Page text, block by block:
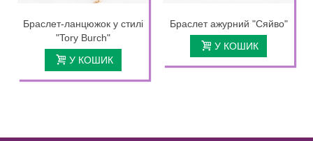
Браслет-ланцюжок у стилі
"Tory Burch"
У КОШИК
Браслет ажурний "Сяйво"
У КОШИК